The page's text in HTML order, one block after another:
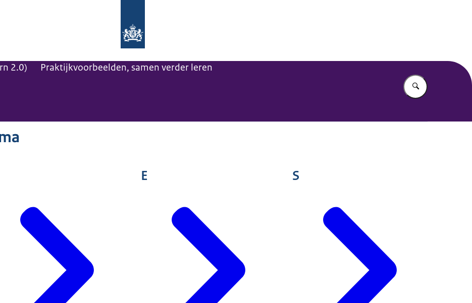
2.0) Praktijkvoorbeelden, samen verder leren
Vul in wat u
E S